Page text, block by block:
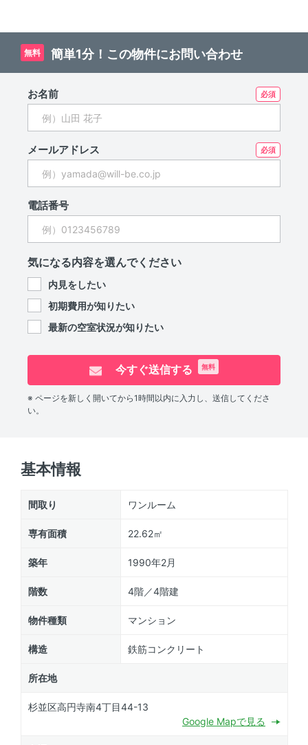
無料 簡単1分！この物件にお問い合わせ
お名前
メールアドレス
電話番号
気になる内容を選んでください
内見をしたい
初期費用が知りたい
最新の空室状況が知りたい
今すぐ送信する 無料
※ ページを新しく開いてから1時間以内に入力し、送信してくださ
い。
基本情報
間取り ワンルーム
専有面積 22.62㎡
築年 1990年2月
階数 4階／4階建
物件種類 マンション
構造 鉄筋コンクリート
所在地
杉並区高円寺南4丁目44-13
Google Mapで見る